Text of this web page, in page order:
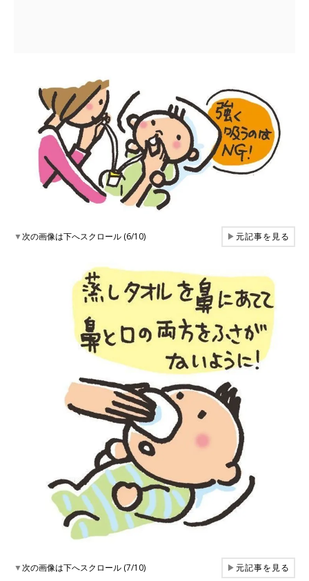
▼次の画像は下へスクロール (6/10) ▶元記事を見る
▼次の画像は下へスクロール (7/10) ▶元記事を見る